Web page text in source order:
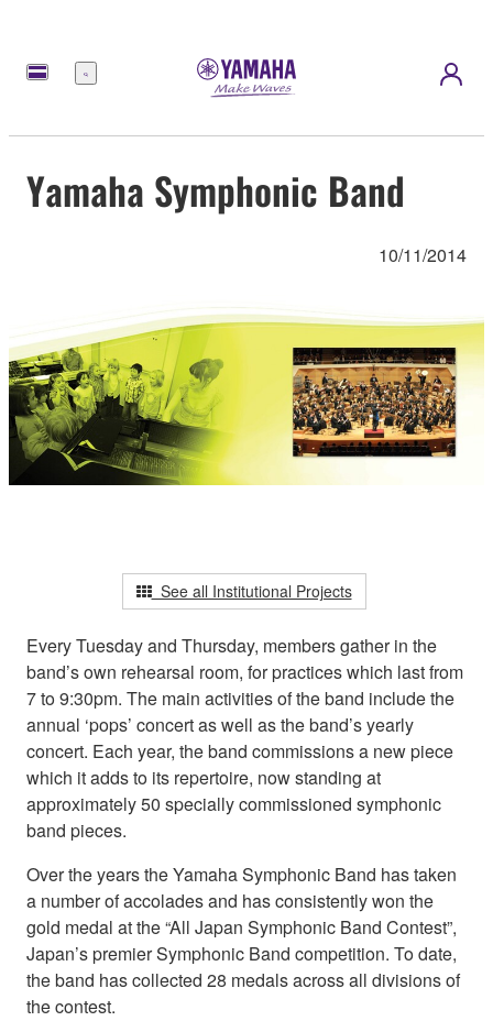
Menu
Yamaha Symphonic Band
10/11/2014
See all Institutional Projects
Every Tuesday and Thursday, members gather in the
band’s own rehearsal room, for practices which last from
7 to 9:30pm. The main activities of the band include the
annual ‘pops’ concert as well as the band’s yearly
concert. Each year, the band commissions a new piece
which it adds to its repertoire, now standing at
approximately 50 specially commissioned symphonic
band pieces.
Over the years the Yamaha Symphonic Band has taken
a number of accolades and has consistently won the
gold medal at the “All Japan Symphonic Band Contest”,
Japan’s premier Symphonic Band competition. To date,
the band has collected 28 medals across all divisions of
the contest.